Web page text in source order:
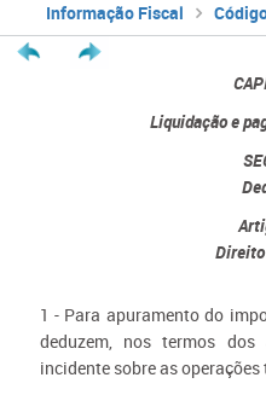
Informação Fiscal
Liquidação e
Direito
1 - Para apuramento do
deduzem, nos termos
incidente sobre as